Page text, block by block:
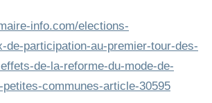
info.com/elections-
de-participation-au-premier-tour-des-
de-la-reforme-du-mode-de-
communes-article-30595